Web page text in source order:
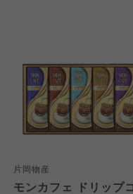
片岡物産
モンカフェ ドリップ